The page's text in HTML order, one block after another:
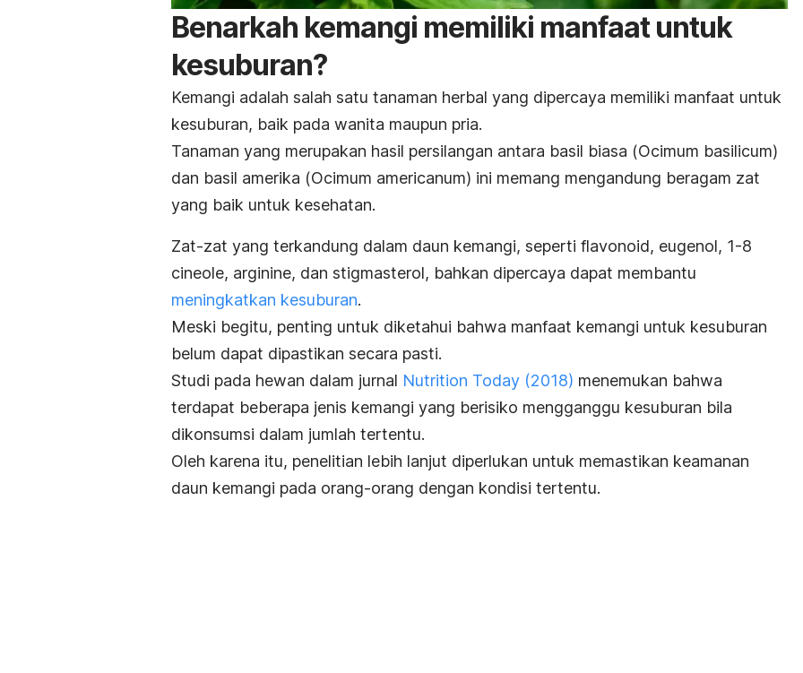
Benarkah kemangi memiliki manfaat untuk
kesuburan?
Kemangi adalah salah satu tanaman herbal yang dipercaya memiliki manfaat untuk
kesuburan, baik pada wanita maupun pria.
Tanaman yang merupakan hasil persilangan antara basil biasa (Ocimum basilicum)
dan basil amerika (Ocimum americanum) ini memang mengandung beragam zat
yang baik untuk kesehatan.
Zat-zat yang terkandung dalam daun kemangi, seperti flavonoid, eugenol, 1-8
cineole, arginine, dan stigmasterol, bahkan dipercaya dapat membantu
meningkatkan kesuburan.
Meski begitu, penting untuk diketahui bahwa manfaat kemangi untuk kesuburan
belum dapat dipastikan secara pasti.
Studi pada hewan dalam jurnal Nutrition Today (2018) menemukan bahwa
terdapat beberapa jenis kemangi yang berisiko mengganggu kesuburan bila
dikonsumsi dalam jumlah tertentu.
Oleh karena itu, penelitian lebih lanjut diperlukan untuk memastikan keamanan
daun kemangi pada orang-orang dengan kondisi tertentu.